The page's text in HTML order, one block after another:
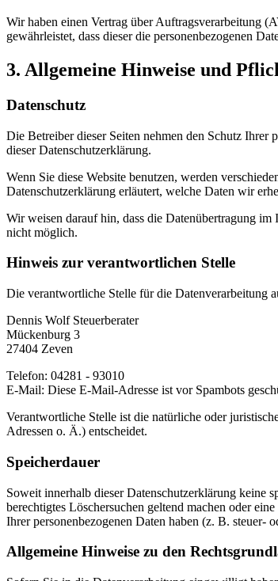
Wir haben einen Vertrag über Auftragsverarbeitung
gewährleistet, dass dieser die personenbezogenen
3. Allgemeine Hinweise und
Datenschutz
Die Betreiber dieser Seiten nehmen den Schutz Ihrer
dieser Datenschutzerklärung.
Wenn Sie diese Website benutzen, werden
Datenschutzerklärung erläutert, welche Daten wir
Wir weisen darauf hin, dass die Datenübertragung
nicht möglich.
Hinweis zur verantwortlichen Stelle
Die verantwortliche Stelle für die Datenverarbeitung
Dennis Wolf Steuerberater
Mückenburg 3
27404 Zeven
Telefon: 04281 - 93010
E-Mail: Diese E-Mail-Adresse ist vor Spambots
Verantwortliche Stelle ist die natürliche oder
Adressen o. Ä.) entscheidet.
Speicherdauer
Soweit innerhalb dieser Datenschutzerklärung keine
berechtigtes Löschersuchen geltend machen oder
Ihrer personenbezogenen Daten haben (z. B.
Allgemeine Hinweise zu den